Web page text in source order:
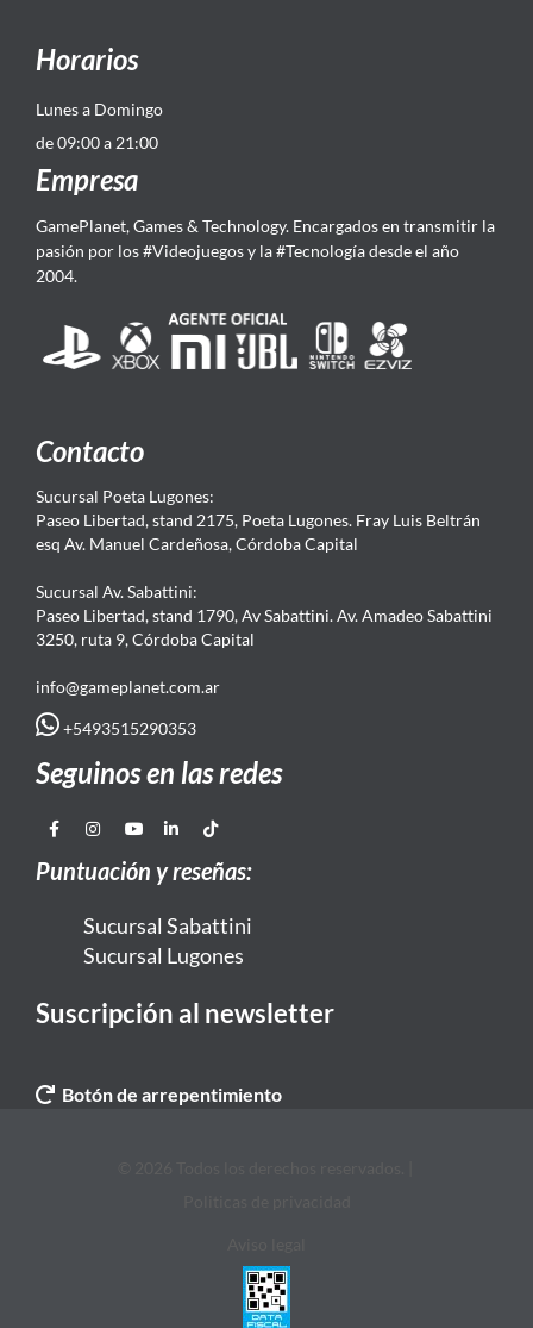
Horarios
Lunes a Domingo
de 09:00 a 21:00
Empresa
GamePlanet, Games & Technology. Encargados en transmitir la
pasión por los #Videojuegos y la #Tecnología desde el año
2004.
Contacto
Sucursal Poeta Lugones:
Paseo Libertad, stand 2175, Poeta Lugones. Fray Luis Beltrán
esq Av. Manuel Cardeñosa, Córdoba Capital
Sucursal Av. Sabattini:
Paseo Libertad, stand 1790, Av Sabattini. Av. Amadeo Sabattini
3250, ruta 9, Córdoba Capital
info@gameplanet.com.ar
+5493515290353
Seguinos en las redes
Puntuación y reseñas:
Sucursal Sabattini
Sucursal Lugones
Suscripción al newsletter
Botón de arrepentimiento